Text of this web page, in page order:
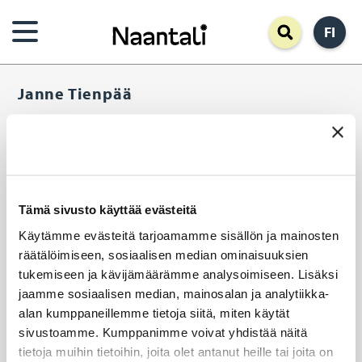
Tämä sivusto käyttää evästeitä
Käytämme evästeitä tarjoamamme sisällön ja mainosten
räätälöimiseen, sosiaalisen median ominaisuuksien
tukemiseen ja kävijämäärämme analysoimiseen. Lisäksi
jaamme sosiaalisen median, mainosalan ja analytiikka-
alan kumppaneillemme tietoja siitä, miten käytät
sivustoamme. Kumppanimme voivat yhdistää näitä
tietoja muihin tietoihin, joita olet antanut heille tai joita on
pääsisältöön
FI
Janne Tienpää
Matkapuhelinnumero
040 153 4924
Address
YLEISHALLINTO, KAUPUNGINTALO
Organisaatio
KEHITTÄMISPALVELUT